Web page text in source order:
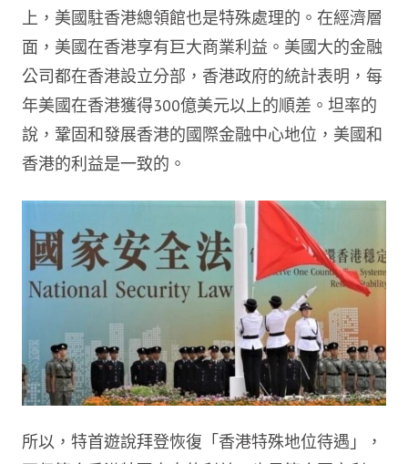
上，美國駐香港總領館也是特殊處理的。在經濟層
面，美國在香港享有巨大商業利益。美國大的金融
公司都在香港設立分部，香港政府的統計表明，每
年美國在香港獲得300億美元以上的順差。坦率的
說，鞏固和發展香港的國際金融中心地位，美國和
香港的利益是一致的。
所以，特首遊說拜登恢復「香港特殊地位待遇」，